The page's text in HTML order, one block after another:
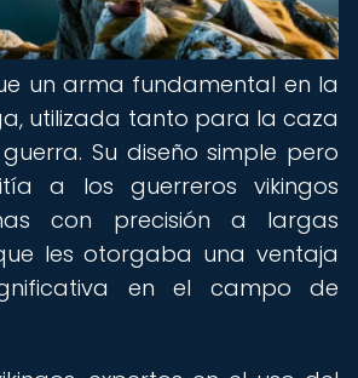
un arma fundamental en la
utilizada tanto para la caza
Su diseño simple pero
a los guerreros vikingos
con precisión a largas
les otorgaba una ventaja
en el campo de